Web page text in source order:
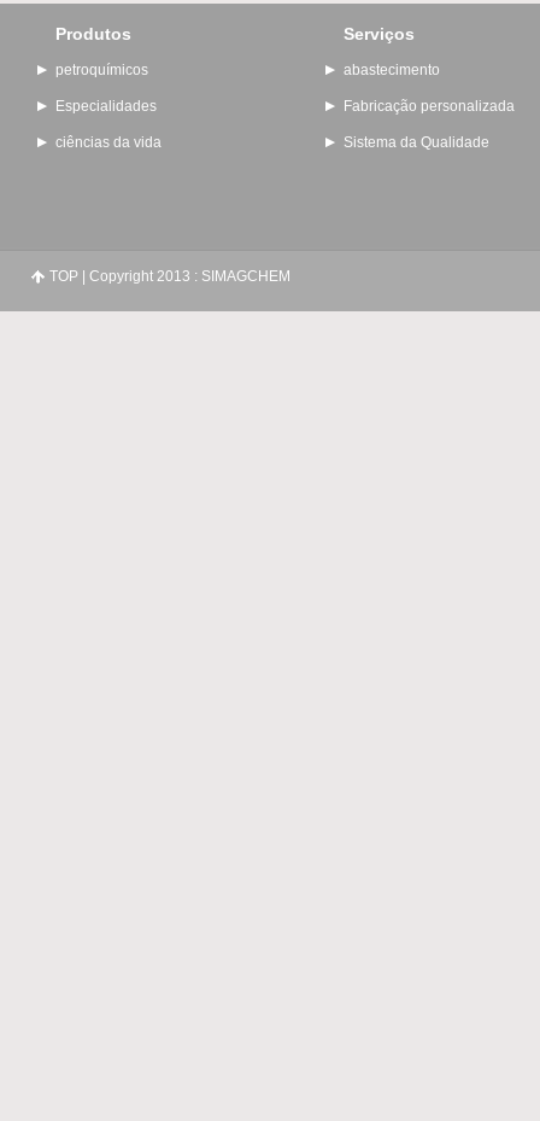
Produtos
petroquímicos
Especialidades
ciências da vida
Serviços
abastecimento
Fabricação personalizada
Sistema da Qualidade
TOP| Copyright 2013 : SIMAGCHEM